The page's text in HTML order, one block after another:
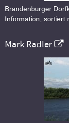
Brandenburger
Information, sortiert
Mark Radler